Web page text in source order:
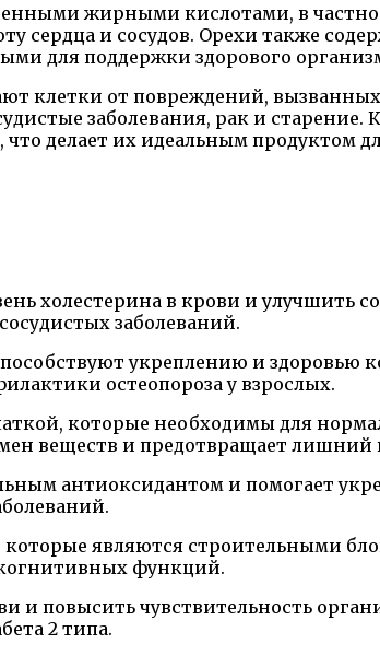
жирными кислотами, в
сердца и сосудов. Орехи также
для поддержки здорового
клетки от повреждений,
заболевания, рак и старение.
делает их идеальным продуктом
холестерина в крови и улучшить
заболеваний.
укреплению и здоровью
остеопороза у взрослых.
которые необходимы для
веществ и предотвращает лишний
антиоксидантом и помогает
являются строительными
функций.
и повысить чувствительность
2 типа.